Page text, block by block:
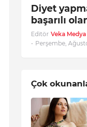
Diyet
başarılı
Editör Veka Medya
- Perşembe,
Çok